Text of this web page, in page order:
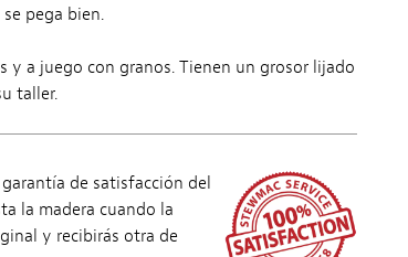
pega bien.
y a juego con granos. Tienen un grosor lijado
taller.
de satisfacción del
la madera cuando la
y recibirás otra de